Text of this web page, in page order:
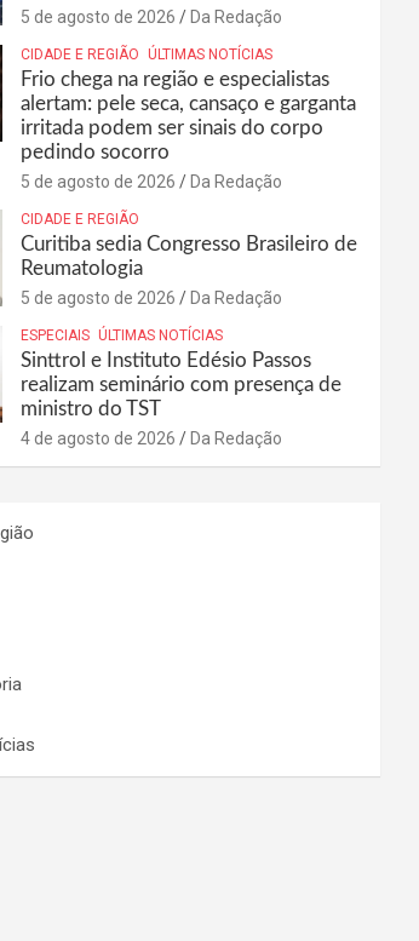
5 de agosto de 2026 Da Redação
CIDADE E REGIÃO ÚLTIMAS NOTÍCIAS
Frio chega na região e especialistas
alertam: pele seca, cansaço e garganta
irritada podem ser sinais do corpo
pedindo socorro
5 de agosto de 2026 Da Redação
CIDADE E REGIÃO
Curitiba sedia Congresso Brasileiro de
Reumatologia
5 de agosto de 2026 Da Redação
ESPECIAIS ÚLTIMAS NOTÍCIAS
Sinttrol e Instituto Edésio Passos
realizam seminário com presença de
ministro do TST
4 de agosto de 2026 Da Redação